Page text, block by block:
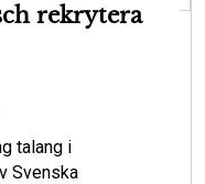
rekrytera
talang i
Svenska